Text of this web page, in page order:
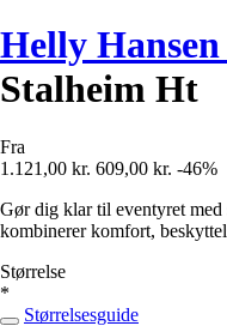
Helly Hansen
Stalheim Ht
Fra
1.121,00 kr. 609,00 kr. -46%
Gør dig klar til eventyret
kombinerer komfort,
Størrelse
*
Størrelsesguide